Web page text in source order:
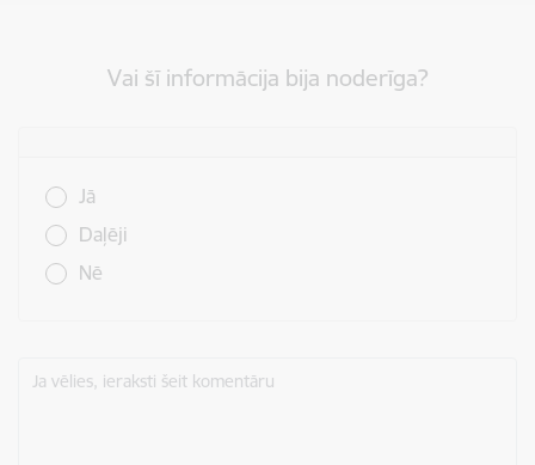
Vai šī informācija bija noderīga?
Jā
Daļēji
Nē
Ja vēlies, ieraksti šeit komentāru